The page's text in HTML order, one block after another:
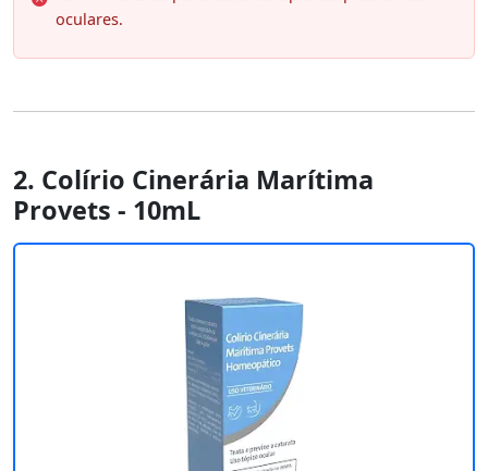
oculares.
2. Colírio Cinerária Marítima
Provets - 10mL